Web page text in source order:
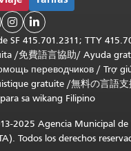
 
SF 415.701.2311; TTY
/免費語言協助/ Ayuda
переводчиков / Trợ
gratuite /無料の言語支
sa wikang Filipino
2025 Agencia Municipal de
Todos los derechos